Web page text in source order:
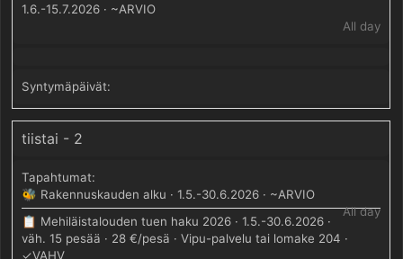
1.6.-15.7.2026 · ~ARVIO
All day
tiistai - 2
🐝 Rakennuskauden alku · 1.5.-30.6.2026 · ~ARVIO
All day
📋 Mehiläistalouden tuen haku 2026 · 1.5.-30.6.2026 ·
väh. 15 pesää · 28 €/pesä · Vipu-palvelu tai lomake 204 ·
✓VAHV